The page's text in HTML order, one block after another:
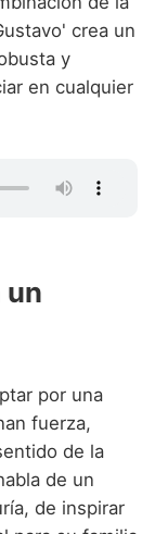
crea un
y
en cualquier
un
por una
fuerza,
de la
de un
de inspirar